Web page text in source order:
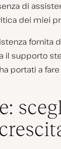
di
dei miei
fornita
il supporto
portati a